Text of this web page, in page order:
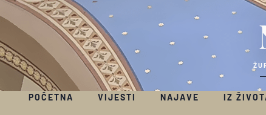
POČETNA VIJESTI NAJAVE IZ